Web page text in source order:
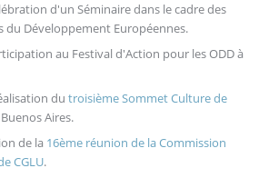
d'un Séminaire dans le cadre des
du Développement Européennes.
au Festival d'Action pour les ODD à
du troisième Sommet Culture de
Aires.
de la 16ème réunion de la Commission
CGLU.